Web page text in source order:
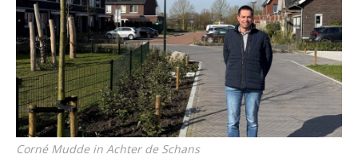
Corné Mudde in Achter de Schans